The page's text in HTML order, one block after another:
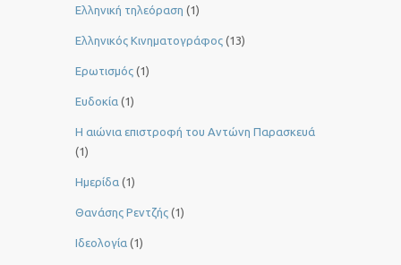
Ελληνική τηλεόραση (1)
Ελληνικός Κινηματογράφος (13)
Ερωτισμός (1)
Ευδοκία (1)
Η αιώνια επιστροφή του Αντώνη Παρασκευά
(1)
Ημερίδα (1)
Θανάσης Ρεντζής (1)
Ιδεολογία (1)